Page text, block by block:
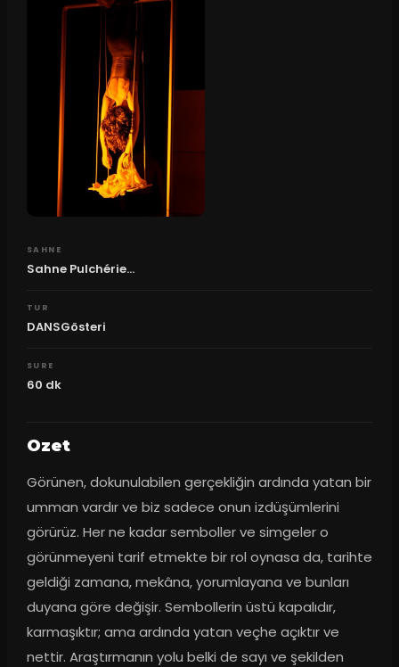
SAHNE
Sahne Pulchérie...
TUR
DANSGösteri
SURE
60 dk
Ozet
Görünen, dokunulabilen gerçekliğin ardında yatan bir
umman vardır ve biz sadece onun izdüşümlerini
görürüz. Her ne kadar semboller ve simgeler o
görünmeyeni tarif etmekte bir rol oynasa da, tarihte
geldiği zamana, mekâna, yorumlayana ve bunları
duyana göre değişir. Sembollerin üstü kapalıdır,
karmaşıktır; ama ardında yatan veçhe açıktır ve
nettir. Araştırmanın yolu belki de sayı ve şekilden